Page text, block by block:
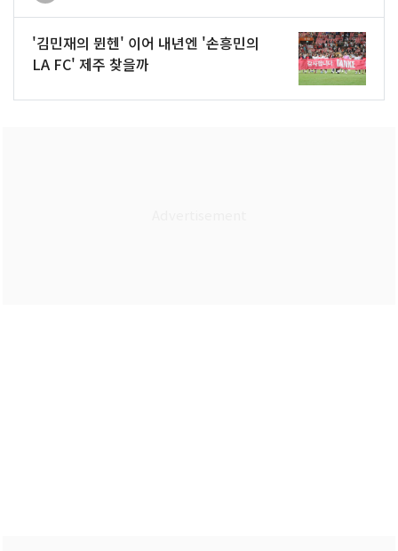
'김민재의 뮌헨' 이어 내년엔 '손흥민의
LA FC' 제주 찾을까